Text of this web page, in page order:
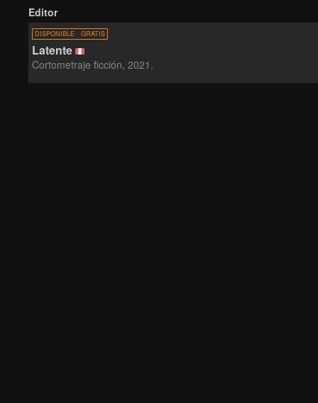
Editor
DISPONIBLE · GRATIS
Latente
Cortometraje ficción, 2021.